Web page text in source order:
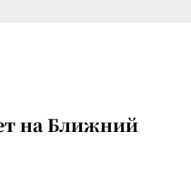
на Ближний